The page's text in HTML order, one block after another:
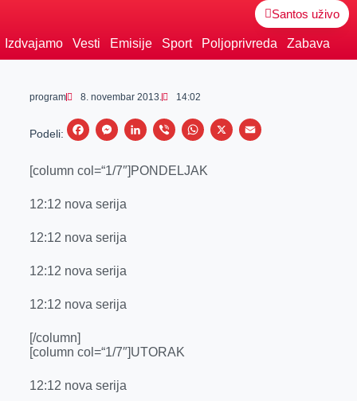
Santos uživo
Izdvajamo Vesti Emisije Sport Poljoprivreda Zabava
program 8. novembar 2013. 14:02
Podeli:
F
c
o
M
s
s
n
g
r
L
n
V
b
W
a
X
E
[column col=“1/7″]PONDELJAK
12:12 nova serija
12:12 nova serija
12:12 nova serija
12:12 nova serija
[/column]
[column col=“1/7″]UTORAK
12:12 nova serija